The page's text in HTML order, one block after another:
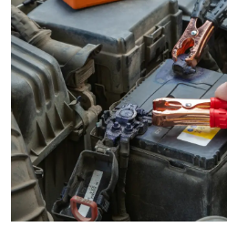
mechanice samochodowej.
rozładowanego
akumulatora w aucie to
kierowca […]